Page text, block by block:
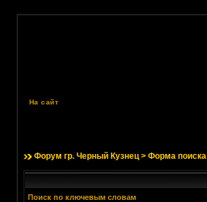
На сайт
Форум гр. Черный Кузнец> Форма поиска
Поиск по ключевым словам